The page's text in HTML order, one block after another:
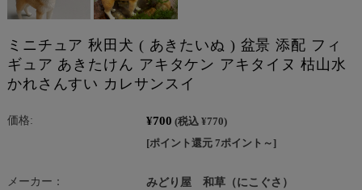
ミニチュア 秋田犬 ( あきたいぬ ) 盆景 添配 フィ
ギュア あきたけん アキタケン アキタイヌ 枯山水
かれさんすい カレサンスイ
価格: ¥700 (税込 ¥770)
[ポイント還元 7ポイント～]
メーカー：
みどり屋 和草（にこぐさ）